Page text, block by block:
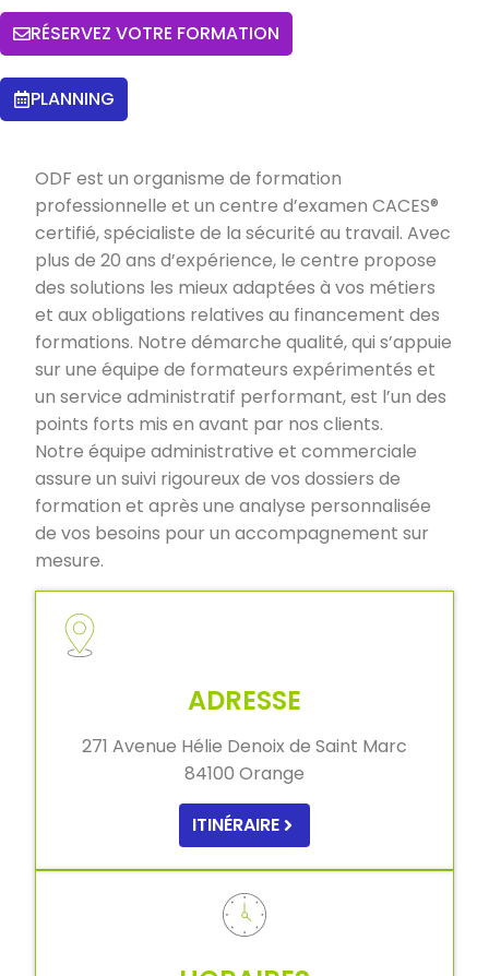
RÉSERVEZ VOTRE FORMATION
PLANNING
ODF est un organisme de formation
professionnelle et un centre d’examen CACES®
certifié, spécialiste de la sécurité au travail. Avec
plus de 20 ans d’expérience, le centre propose
des solutions les mieux adaptées à vos métiers
et aux obligations relatives au financement des
formations. Notre démarche qualité, qui s’appuie
sur une équipe de formateurs expérimentés et
un service administratif performant, est l’un des
points forts mis en avant par nos clients.
Notre équipe administrative et commerciale
assure un suivi rigoureux de vos dossiers de
formation et après une analyse personnalisée
de vos besoins pour un accompagnement sur
mesure.
ADRESSE
271 Avenue Hélie Denoix de Saint Marc
84100 Orange
ITINÉRAIRE